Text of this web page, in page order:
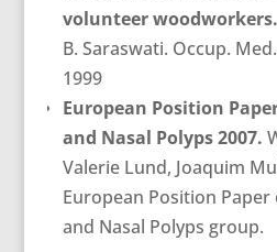
volunteer woodworkers.
B. Saraswati. Occup.
1999
European Position
and Nasal Polyps 2007.
Valerie Lund, Joaquim
European Position
and Nasal Polyps group.